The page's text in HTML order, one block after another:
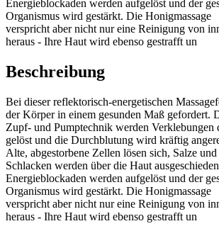
Energieblockaden werden aufgelöst und der
Organismus wird gestärkt. Die Honigmassage
verspricht aber nicht nur eine Reinigung von
heraus - Ihre Haut wird ebenso gestrafft un
Beschreibung
Bei dieser reflektorisch-energetischen
der Körper in einem gesunden Maß gefordert.
Zupf- und Pumptechnik werden Verklebungen
gelöst und die Durchblutung wird kräftig
Alte, abgestorbene Zellen lösen sich, Salze und
Schlacken werden über die Haut
Energieblockaden werden aufgelöst und der
Organismus wird gestärkt. Die Honigmassage
verspricht aber nicht nur eine Reinigung von
heraus - Ihre Haut wird ebenso gestrafft un